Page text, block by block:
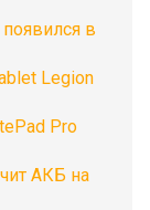
в
Legion
Pro
АКБ на